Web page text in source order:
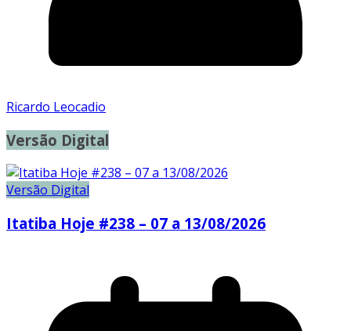
Ricardo Leocadio
Versão Digital
Versão Digital
Itatiba Hoje #238 – 07 a 13/08/2026